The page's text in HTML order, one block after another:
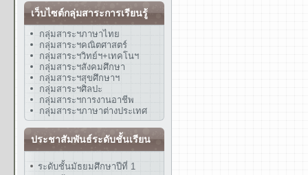
เว็บไซต์กลุ่มสาระการเรียนรู้
กลุ่มสาระฯภาษาไทย
กลุ่มสาระฯคณิตศาสตร์
กลุ่มสาระฯวิทย์ฯ+เทคโนฯ
กลุ่มสาระฯสังคมศึกษา
กลุ่มสาระฯสุขศึกษาฯ
กลุ่มสาระฯศิลปะ
กลุ่มสาระฯการงานอาชีพ
กลุ่มสาระฯภาษาต่างประเทศ
ประชาสัมพันธ์ระดับชั้นเรียน
ระดับชั้นมัธยมศึกษาปีที่ 1